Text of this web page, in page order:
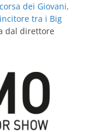
dei Giovani,
tra i Big
dal direttore